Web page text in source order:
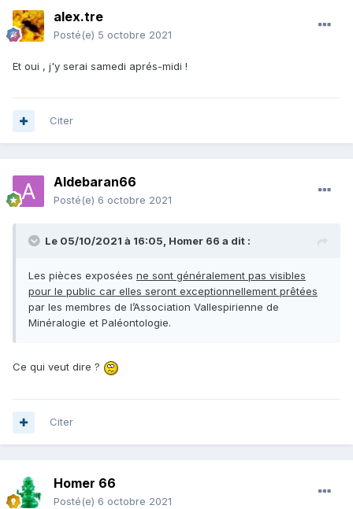
alex.tre
Posté(e) 5 octobre 2021
Et oui , j'y serai samedi aprés-midi !
Citer
Aldebaran66
Posté(e) 6 octobre 2021
Le 05/10/2021 à 16:05, Homer 66 a dit :
Les pièces exposées ne sont généralement pas visibles
pour le public car elles seront exceptionnellement prêtées
par les membres de l’Association Vallespirienne de
Minéralogie et Paléontologie.
Ce qui veut dire ?
Citer
Homer 66
Posté(e) 6 octobre 2021